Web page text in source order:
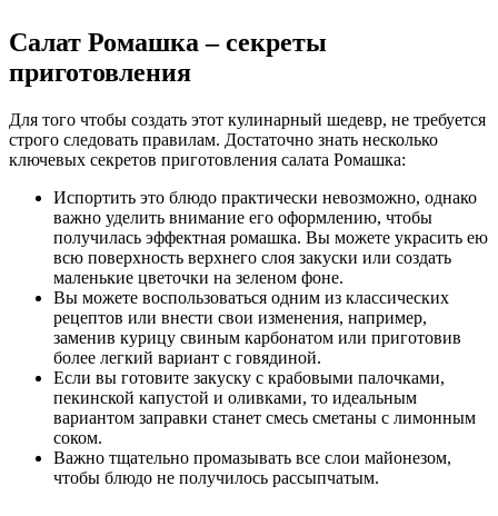
Салат Ромашка – секреты
приготовления
Для того чтобы создать этот кулинарный шедевр, не требуется
строго следовать правилам. Достаточно знать несколько
ключевых секретов приготовления салата Ромашка:
Испортить это блюдо практически невозможно, однако
важно уделить внимание его оформлению, чтобы
получилась эффектная ромашка. Вы можете украсить ею
всю поверхность верхнего слоя закуски или создать
маленькие цветочки на зеленом фоне.
Вы можете воспользоваться одним из классических
рецептов или внести свои изменения, например,
заменив курицу свиным карбонатом или приготовив
более легкий вариант с говядиной.
Если вы готовите закуску с крабовыми палочками,
пекинской капустой и оливками, то идеальным
вариантом заправки станет смесь сметаны с лимонным
соком.
Важно тщательно промазывать все слои майонезом,
чтобы блюдо не получилось рассыпчатым.